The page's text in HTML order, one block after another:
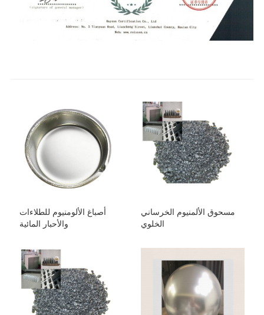
أصباغ الألومنيوم للطلاءات
والأحبار المائية
مسحوق الألمنيوم الخرساني
الخلوي